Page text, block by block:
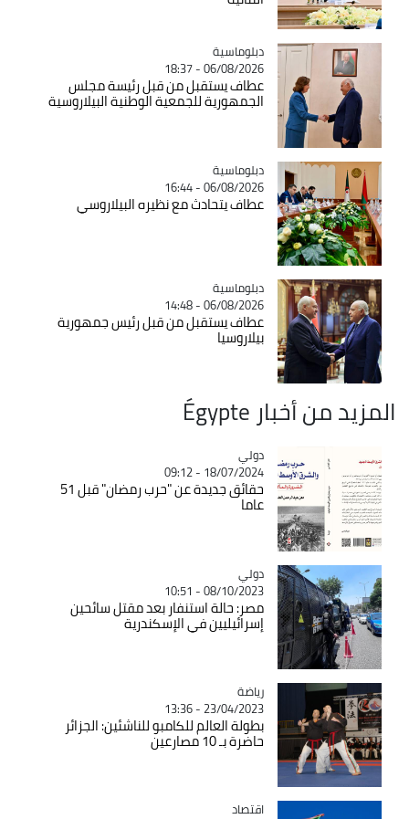
Catégorie
دبلوماسية
06/08/2026 - 18:37
عطاف يستقبل من قبل رئيسة مجلس
الجمهورية للجمعية الوطنية البيلاروسية
Catégorie
دبلوماسية
06/08/2026 - 16:44
عطاف يتحادث مع نظيره البيلاروسي
Catégorie
دبلوماسية
06/08/2026 - 14:48
عطاف يستقبل من قبل رئيس جمهورية
بيلاروسيا
المزيد من أخبار Égypte
Catégorie
دولي
18/07/2024 - 09:12
حقائق جديدة عن "حرب رمضان" قبل 51
عاما
Catégorie
دولي
08/10/2023 - 10:51
مصر: حالة استنفار بعد مقتل سائحين
إسرائيليين في الإسكندرية
Catégorie
رياضة
23/04/2023 - 13:36
بطولة العالم للكامبو للناشئين: الجزائر
حاضرة بـ 10 مصارعين
Catégorie
اقتصاد